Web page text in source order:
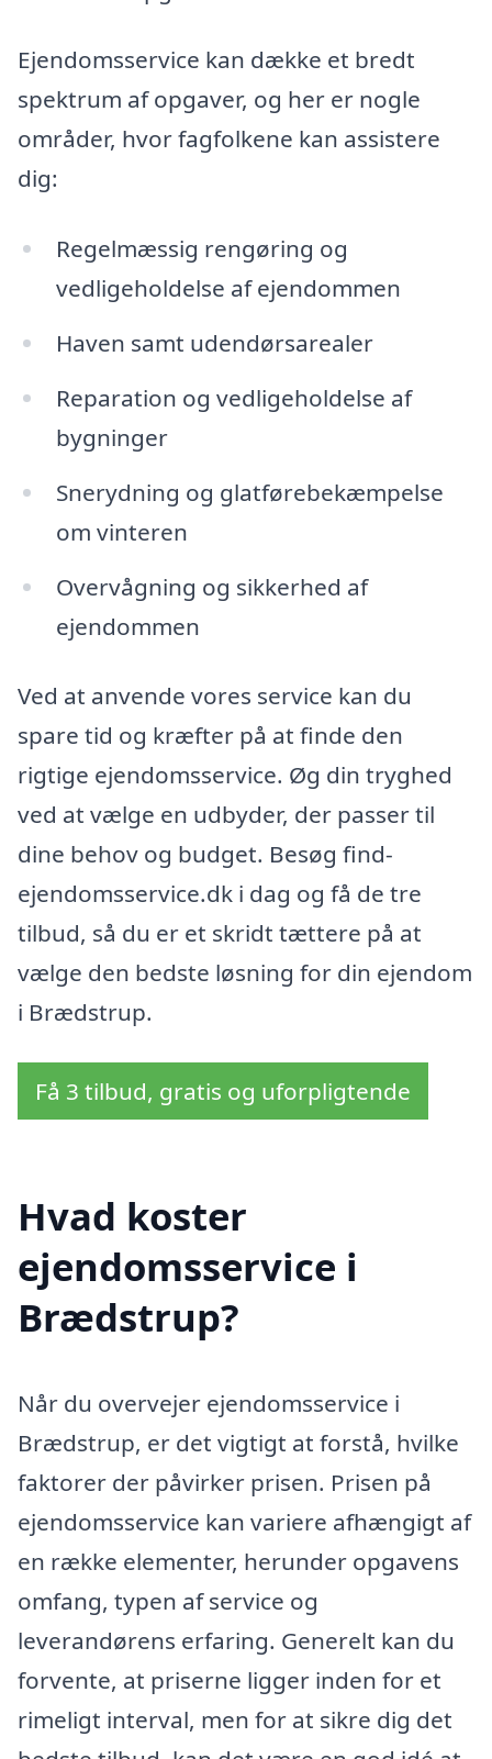
Ejendomsservice kan dække et bredt
spektrum af opgaver, og her er nogle
områder, hvor fagfolkene kan assistere
dig:
Regelmæssig rengøring og
vedligeholdelse af ejendommen
Haven samt udendørsarealer
Reparation og vedligeholdelse af
bygninger
Snerydning og glatførebekæmpelse
om vinteren
Overvågning og sikkerhed af
ejendommen
Ved at anvende vores service kan du
spare tid og kræfter på at finde den
rigtige ejendomsservice. Øg din tryghed
ved at vælge en udbyder, der passer til
dine behov og budget. Besøg find-
ejendomsservice.dk i dag og få de tre
tilbud, så du er et skridt tættere på at
vælge den bedste løsning for din ejendom
i Brædstrup.
Få 3 tilbud, gratis og uforpligtende
Hvad koster
ejendomsservice i
Brædstrup?
Når du overvejer ejendomsservice i
Brædstrup, er det vigtigt at forstå, hvilke
faktorer der påvirker prisen. Prisen på
ejendomsservice kan variere afhængigt af
en række elementer, herunder opgavens
omfang, typen af service og
leverandørens erfaring. Generelt kan du
forvente, at priserne ligger inden for et
rimeligt interval, men for at sikre dig det